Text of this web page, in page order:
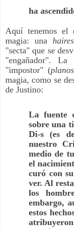
ha
Aquí tenemos el
magia: una
"secta" que se
"engañador".
"impostor" (planos
magia, como se
de Justino:
La fuente
sobre una
Di-s (es
nuestro
medio de
el
curó con
ver. Al
los
embargo,
estos